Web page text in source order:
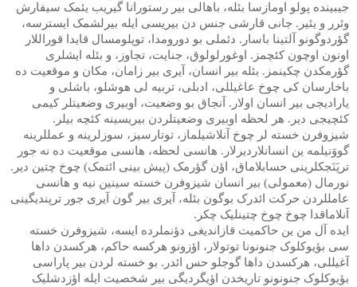
جیبینده پولو اومازسا بئله، باهالی بیر رستورانا گیریب یئمک سیفارش
وئرر و یئیر. جانی قارشی جنس دن بیریسی ایله بیرلشمک ایسترسه،
گؤردوگونو آلتینا باسار. دئملی بو دورومدا، توپلومسال قایدا قوراللار
اونون اوچون کئچمز. اوغورلولوق، جنایت، تجاوز، و بئله ایشلری
گؤرمکدن چکینمز. بئله بیر انسان، آیری بیر زامان، مکان و موقعیت ده
باخارسان کی چوخ عاغیللی، ادبلی، تربیه لی هوشلو، باشلی و
یارادیجی بیر انسان اولار. آنجاق بو وضعیت، اوبیری وضعیتلر کیمی
کئچیجی دیر. هر لحظه اوبیری وضعیتلردن بیریسینه کئچه بیلر.
شیزوفرن خسته لر چوخ آنلاشیلماز، توتارسیز، سوزلرینه و عمللرینه
گووَنیلمه ین انسانلاردیرلار. هانسی لحظه، هانسی موقعیت ده نه جور
ترپَنَجکلرینی حسابلاماق، اؤن گؤرمک (پیش بینی ائتمک) چوخ چتین دیر.
نورمال (معمولی) بیر انسان شیزوفرن خسته سینین نیه و هانسی
عامللردن حرکت ائدرک بوگون بئله، آیری بیر گون آیری جور ترپندیگینی
آنلاماقدا چوخ چوخ چتینلیک چکر.
ایده آل من ین حاکمیت قازاندیغی دؤنملرده ایسه، شیزوفرن خسته
سی بؤیوکلوک جنونونا توتولار، اؤزونو هرکسه حاکم، هرکسدن داها
آغیللی، هرکسدن داها گوجلو حس ائدر. بو خسته لردن بیر پاراسی
بؤیوکلوک جنونونو تاریخدن اؤیگردیگی بیر شخصیت ایله اؤزدشلیک